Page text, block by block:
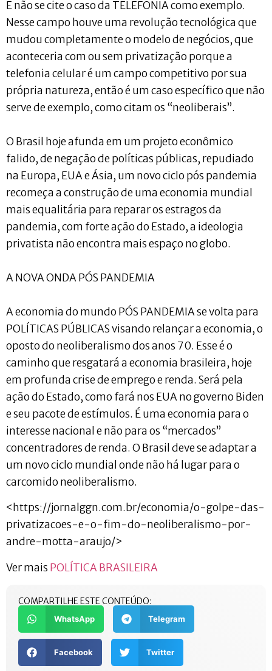
E não se cite o caso da TELEFONIA como exemplo.
Nesse campo houve uma revolução tecnológica que
mudou completamente o modelo de negócios, que
aconteceria com ou sem privatização porque a
telefonia celular é um campo competitivo por sua
própria natureza, então é um caso específico que não
serve de exemplo, como citam os “neoliberais”.
O Brasil hoje afunda em um projeto econômico
falido, de negação de políticas públicas, repudiado
na Europa, EUA e Ásia, um novo ciclo pós pandemia
recomeça a construção de uma economia mundial
mais equalitária para reparar os estragos da
pandemia, com forte ação do Estado, a ideologia
privatista não encontra mais espaço no globo.
A NOVA ONDA PÓS PANDEMIA
A economia do mundo PÓS PANDEMIA se volta para
POLÍTICAS PÚBLICAS visando relançar a economia, o
oposto do neoliberalismo dos anos 70. Esse é o
caminho que resgatará a economia brasileira, hoje
em profunda crise de emprego e renda. Será pela
ação do Estado, como fará nos EUA no governo Biden
e seu pacote de estímulos. É uma economia para o
interesse nacional e não para os “mercados”
concentradores de renda. O Brasil deve se adaptar a
um novo ciclo mundial onde não há lugar para o
carcomido neoliberalismo.
<https://jornalggn.com.br/economia/o-golpe-das-
privatizacoes-e-o-fim-do-neoliberalismo-por-
andre-motta-araujo/>
Ver mais POLÍTICA BRASILEIRA
COMPARTILHE ESTE CONTEÚDO:
WhatsApp Telegram
Facebook Twitter